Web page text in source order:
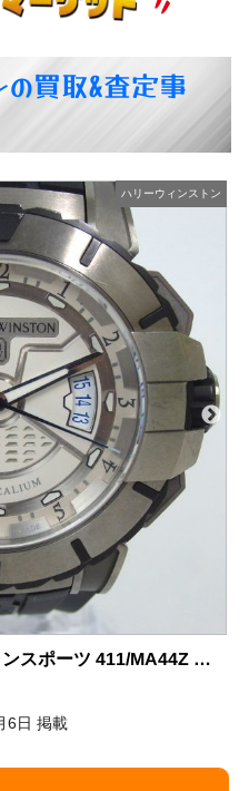
の買取&査定事
ハリーウィンストン
ハリーウィンストン アベニュー ミッドサイズ K18WG クォーツ
6日 掲載